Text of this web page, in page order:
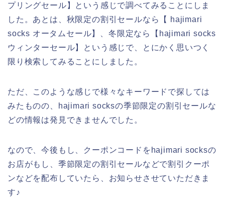
プリングセール】という感じで調べてみることにしま
した。あとは、秋限定の割引セールなら【 hajimari
socks オータムセール】、冬限定なら【hajimari socks
ウィンターセール】という感じで、とにかく思いつく
限り検索してみることにしました。
ただ、このような感じで様々なキーワードで探しては
みたものの、hajimari socksの季節限定の割引セールな
どの情報は発見できませんでした。
なので、今後もし、クーポンコードをhajimari socksの
お店がもし、季節限定の割引セールなどで割引クーポ
ンなどを配布していたら、お知らせさせていただきま
す♪